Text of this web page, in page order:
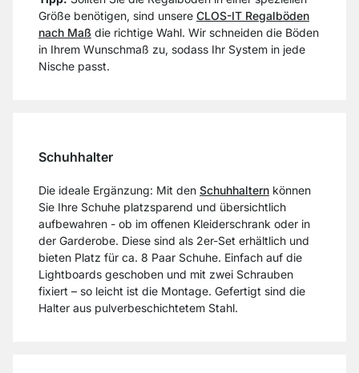
Größe benötigen, sind unsere CLOS-IT Regalböden
nach Maß die richtige Wahl. Wir schneiden die Böden
in Ihrem Wunschmaß zu, sodass Ihr System in jede
Nische passt.
Schuhhalter
Die ideale Ergänzung: Mit den Schuhhaltern können
Sie Ihre Schuhe platzsparend und übersichtlich
aufbewahren - ob im offenen Kleiderschrank oder in
der Garderobe. Diese sind als 2er-Set erhältlich und
bieten Platz für ca. 8 Paar Schuhe. Einfach auf die
Lightboards geschoben und mit zwei Schrauben
fixiert – so leicht ist die Montage. Gefertigt sind die
Halter aus pulverbeschichtetem Stahl.